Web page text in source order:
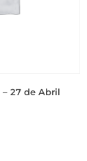
– 27 de Abril